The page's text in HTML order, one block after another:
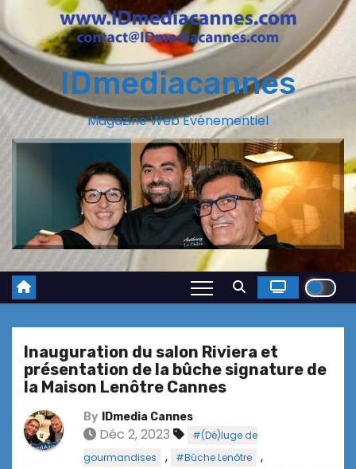
IDmediacannes
Magazine Web Evénementiel
Inauguration du salon Riviera et
présentation de la bûche signature de
la Maison Lenôtre Cannes
By IDmedia Cannes
Déc 2, 2023
#(Dé)luge de
gourmandises
, #Bûche Lenôtre ,